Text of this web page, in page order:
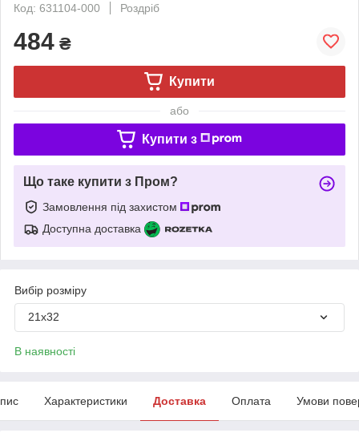
Код: 631104-000
Роздріб
484 ₴
Купити
або
Купити з
Що таке купити з Пром?
Замовлення під захистом
Доступна доставка
Вибір розміру
21х32
В наявності
Характеристики Доставка Оплата Умови